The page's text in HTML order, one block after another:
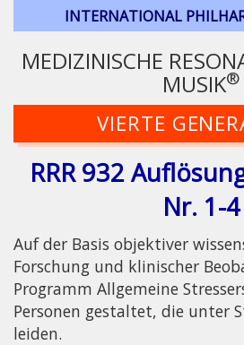
INTERNATIONAL
MEDIZINISCHE
MUSIK®
VIERTE
RRR 932
Nr. 1-4
Auf der Basis objektiver
Forschung und klinischer
Programm Allgemeine
Personen gestaltet, die unter
leiden.